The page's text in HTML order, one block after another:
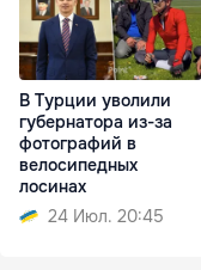
В Турции уволили
губернатора из-за
фотографий в
велосипедных
лосинах
24 Июл. 20:45